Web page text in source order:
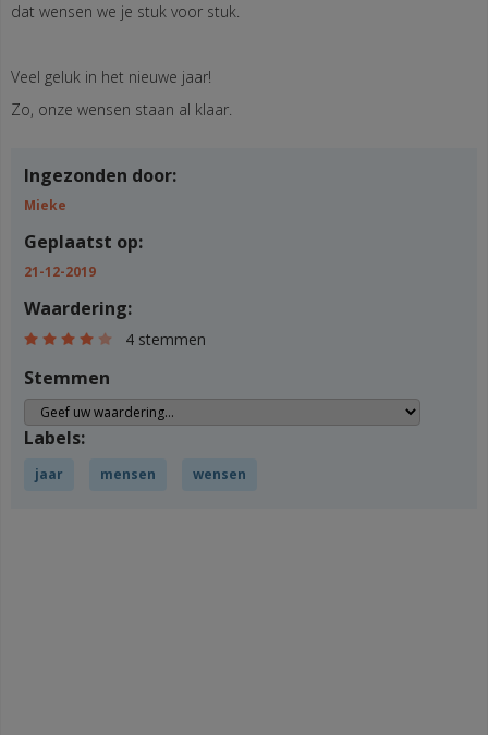
dat wensen we je stuk voor stuk.
Veel geluk in het nieuwe jaar!
Zo, onze wensen staan al klaar.
Ingezonden door:
Mieke
Geplaatst op:
21-12-2019
Waardering:
4 stemmen
Stemmen
Labels:
jaar mensen wensen